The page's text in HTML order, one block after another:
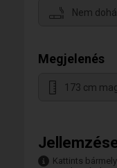
Nem
Megjelenés
173 cm
Kattints